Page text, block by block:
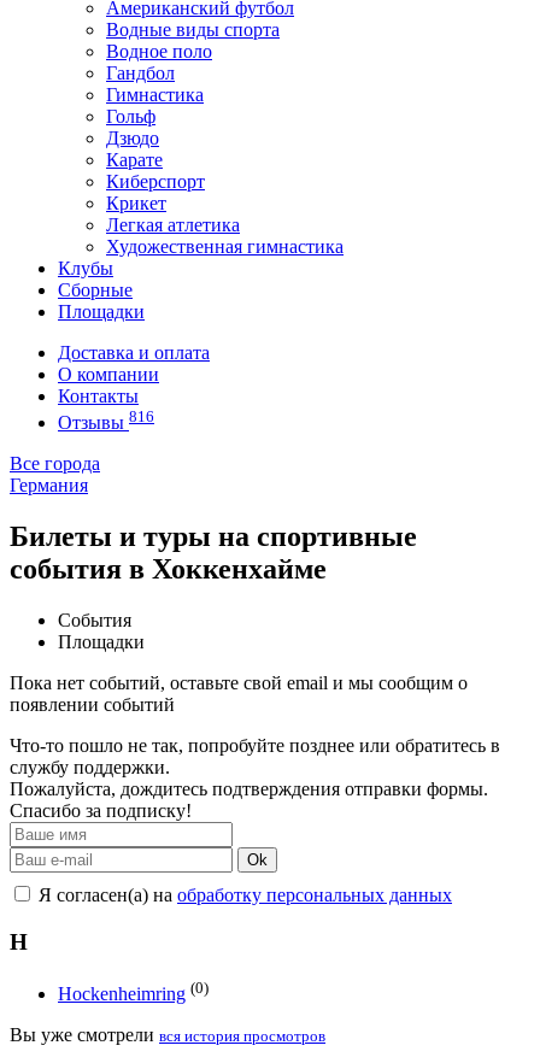
Американский футбол
Водные виды спорта
Водное поло
Гандбол
Гимнастика
Гольф
Дзюдо
Карате
Киберспорт
Крикет
Легкая атлетика
Художественная гимнастика
Клубы
Сборные
Площадки
Доставка и оплата
О компании
Контакты
Отзывы 816
Все города
Германия
Билеты и туры на спортивные
события в Хоккенхайме
События
Площадки
Пока нет событий, оставьте свой email и мы сообщим о
появлении событий
Что-то пошло не так, попробуйте позднее или обратитесь в
службу поддержки.
Пожалуйста, дождитесь подтверждения отправки формы.
Спасибо за подписку!
Ok
Я согласен(а) на обработку персональных данных
H
Hockenheimring (0)
Вы уже смотрели вся история просмотров